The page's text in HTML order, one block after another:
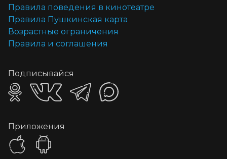
Правила поведения в кинотеатре
Правила Пушкинская карта
Возрастные ограничения
Правила и соглашения
Подписывайся
Приложения